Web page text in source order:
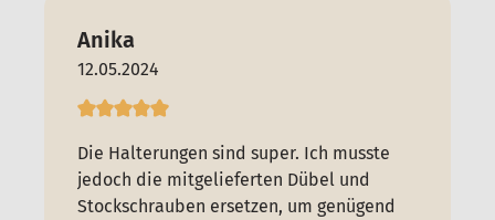
Anika
12.05.2024
Die Halterungen sind super. Ich musste
jedoch die mitgelieferten Dübel und
Stockschrauben ersetzen, um genügend